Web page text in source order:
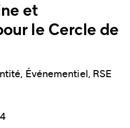
et
le Cercle de
Événementiel, RSE